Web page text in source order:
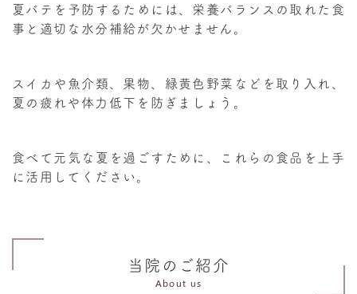
夏バテを予防するためには、栄養バランスの取れた食
事と適切な水分補給が欠かせません。
スイカや魚介類、果物、緑黄色野菜などを取り入れ、
夏の疲れや体力低下を防ぎましょう。
食べて元気な夏を過ごすために、これらの食品を上手
に活用してください。
当院のご紹介
About us